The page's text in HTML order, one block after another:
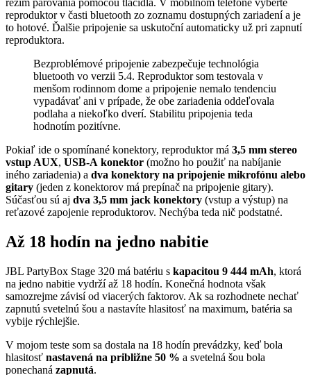
režim párovania pomocou tlačidla. V mobilnom telefóne vyberte
reproduktor v časti bluetooth zo zoznamu dostupných zariadení a je
to hotové. Ďalšie pripojenie sa uskutoční automaticky už pri zapnutí
reproduktora.
Bezproblémové pripojenie zabezpečuje technológia
bluetooth vo verzii 5.4. Reproduktor som testovala v
menšom rodinnom dome a pripojenie nemalo tendenciu
vypadávať ani v prípade, že obe zariadenia oddeľovala
podlaha a niekoľko dverí. Stabilitu pripojenia teda
hodnotím pozitívne.
Pokiaľ ide o spomínané konektory, reproduktor má 3,5 mm stereo
vstup AUX, USB-A konektor (možno ho použiť na nabíjanie
iného zariadenia) a dva konektory na pripojenie mikrofónu alebo
gitary (jeden z konektorov má prepínač na pripojenie gitary).
Súčasťou sú aj dva 3,5 mm jack konektory (vstup a výstup) na
reťazové zapojenie reproduktorov. Nechýba teda nič podstatné.
Až 18 hodín na jedno nabitie
JBL PartyBox Stage 320 má batériu s kapacitou 9 444 mAh, ktorá
na jedno nabitie vydrží až 18 hodín. Konečná hodnota však
samozrejme závisí od viacerých faktorov. Ak sa rozhodnete nechať
zapnutú svetelnú šou a nastavíte hlasitosť na maximum, batéria sa
vybije rýchlejšie.
V mojom teste som sa dostala na 18 hodín prevádzky, keď bola
hlasitosť nastavená na približne 50 % a svetelná šou bola
ponechaná zapnutá.